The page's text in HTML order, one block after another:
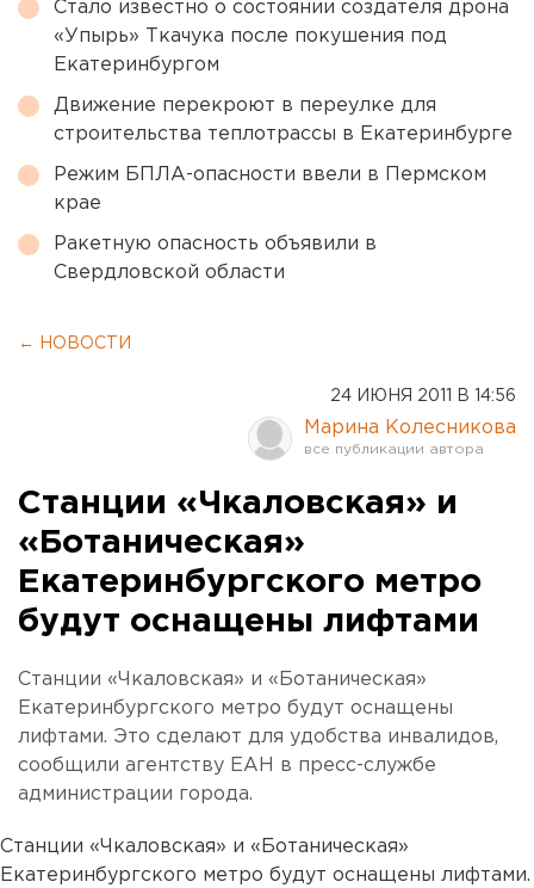
Стало известно о состоянии создателя дрона
«Упырь» Ткачука после покушения под
Екатеринбургом
Движение перекроют в переулке для
строительства теплотрассы в Екатеринбурге
Режим БПЛА-опасности ввели в Пермском
крае
Ракетную опасность объявили в
Свердловской области
← НОВОСТИ
24 ИЮНЯ 2011 В 14:56
Марина Колесникова
Станции «Чкаловская» и
«Ботаническая»
Екатеринбургского метро
будут оснащены лифтами
Станции «Чкаловская» и «Ботаническая»
Екатеринбургского метро будут оснащены
лифтами. Это сделают для удобства инвалидов,
сообщили агентству ЕАН в пресс-службе
администрации города.
Станции «Чкаловская» и «Ботаническая»
Екатеринбургского метро будут оснащены лифтами.